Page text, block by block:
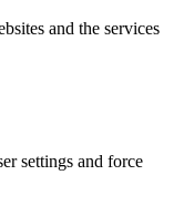
and the services
settings and force